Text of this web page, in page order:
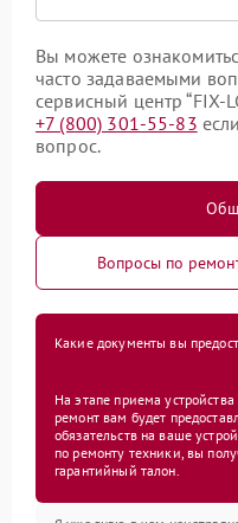
Вы можете
часто задаваемыми
сервисный центр “FIX-
+7 (800) 301-55-83
вопрос.
Вопросы по
Какие документы вы
На этапе приема
ремонт вам будет
обязательств на ваше
по ремонту техники, вы
гарантийный талон.